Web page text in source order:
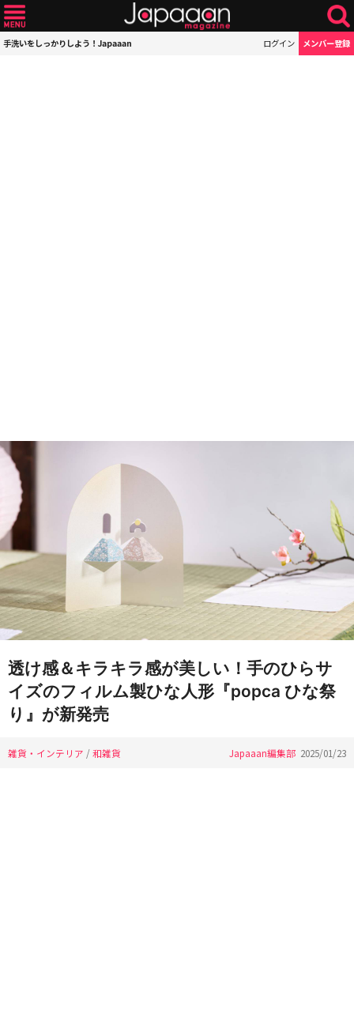
手洗いをしっかりしよう！Japaaan ログイン メンバー登録
透け感＆キラキラ感が美しい！手のひらサ
イズのフィルム製ひな人形『popca ひな祭
り』が新発売
雑貨・インテリア /和雑貨 Japaaan編集部 2025/01/23